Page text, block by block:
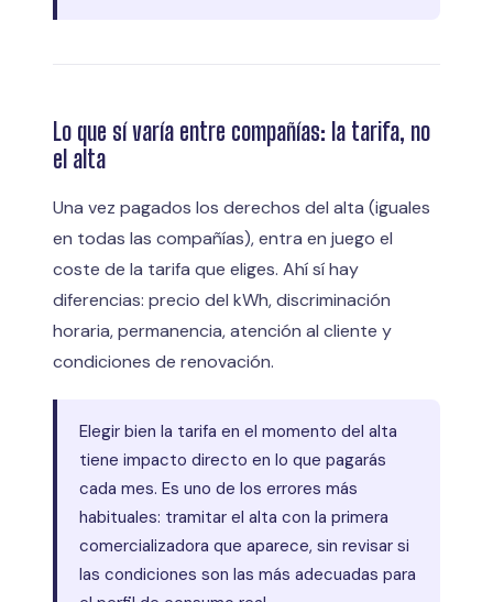
Lo que sí varía entre compañías: la tarifa, no
el alta
Una vez pagados los derechos del alta (iguales
en todas las compañías), entra en juego el
coste de la tarifa que eliges. Ahí sí hay
diferencias: precio del kWh, discriminación
horaria, permanencia, atención al cliente y
condiciones de renovación.
Elegir bien la tarifa en el momento del alta
tiene impacto directo en lo que pagarás
cada mes. Es uno de los errores más
habituales: tramitar el alta con la primera
comercializadora que aparece, sin revisar si
las condiciones son las más adecuadas para